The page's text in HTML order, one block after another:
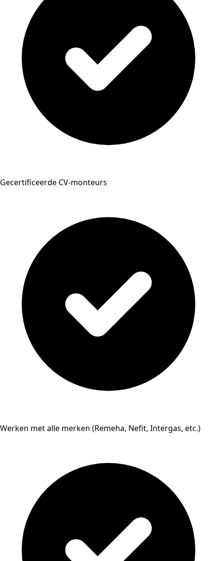
Gecertificeerde CV-monteurs
Werken met alle merken (Remeha, Nefit, Intergas, etc.)